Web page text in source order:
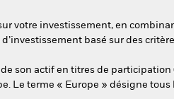
votre investissement, en
basé sur des
son actif en titres de
Le terme « Europe » désigne tous